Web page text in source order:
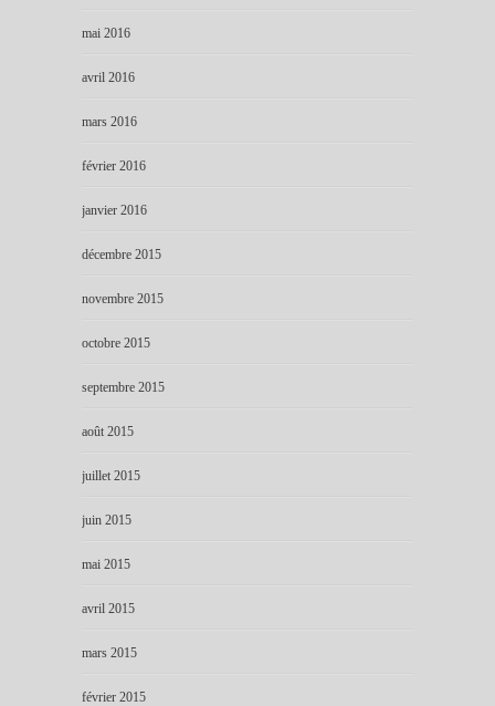
mai 2016
avril 2016
mars 2016
février 2016
janvier 2016
décembre 2015
novembre 2015
octobre 2015
septembre 2015
août 2015
juillet 2015
juin 2015
mai 2015
avril 2015
mars 2015
février 2015